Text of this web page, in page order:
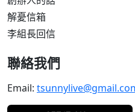
解憂信箱
李組長回信
聯絡我們
Email: